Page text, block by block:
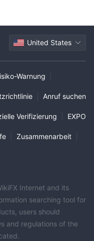
United States
Warnung
Anruf suchen
Verifizierung EXPO
Zusammenarbeit
Internet and its
searching tool for
users should
and regulations of the